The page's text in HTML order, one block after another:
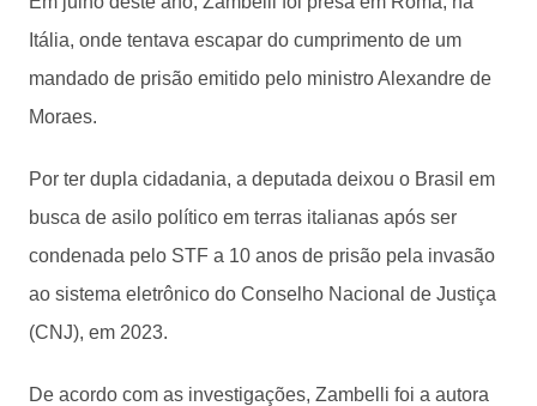
Itália, onde tentava escapar do cumprimento de um
mandado de prisão emitido pelo ministro Alexandre de
Moraes.
Por ter dupla cidadania, a deputada deixou o Brasil em
busca de asilo político em terras italianas após ser
condenada pelo STF a 10 anos de prisão pela invasão
ao sistema eletrônico do Conselho Nacional de Justiça
(CNJ), em 2023.
De acordo com as investigações, Zambelli foi a autora